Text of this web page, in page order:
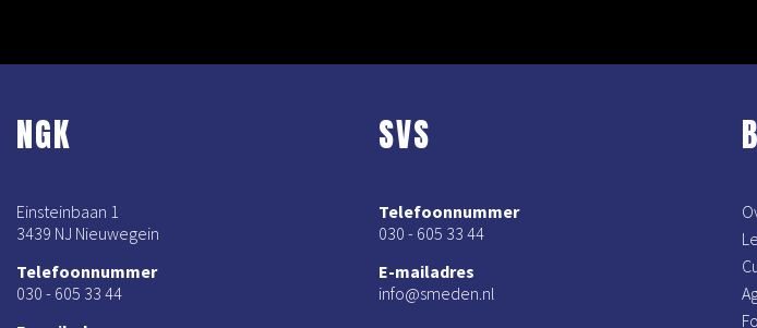
NGK
Einsteinbaan 1
3439 NJ Nieuwegein
Telefoonnummer
030 - 605 33 44
SVS
Telefoonnummer
030 - 605 33 44
E-mailadres
info@smeden.nl